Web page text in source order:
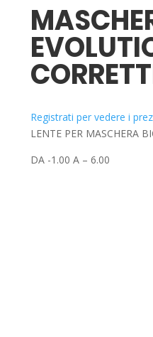
Registrati per vedere i
LENTE PER MASCHERA
DA -1.00 A – 6.00